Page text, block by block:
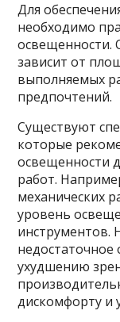
Для
необходимо
освещенности.
зависит от
выполняемых
предпочтений.
Существуют
которые
освещенности
работ.
механических
уровень
инструментов.
ухудшению
дискомфорту и